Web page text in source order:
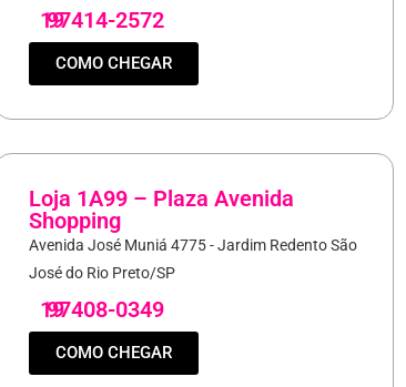
19
97414-2572
COMO CHEGAR
Loja 1A99 – Plaza Avenida
Shopping
Avenida José Muniá 4775 - Jardim Redento São
José do Rio Preto/SP
19
97408-0349
COMO CHEGAR